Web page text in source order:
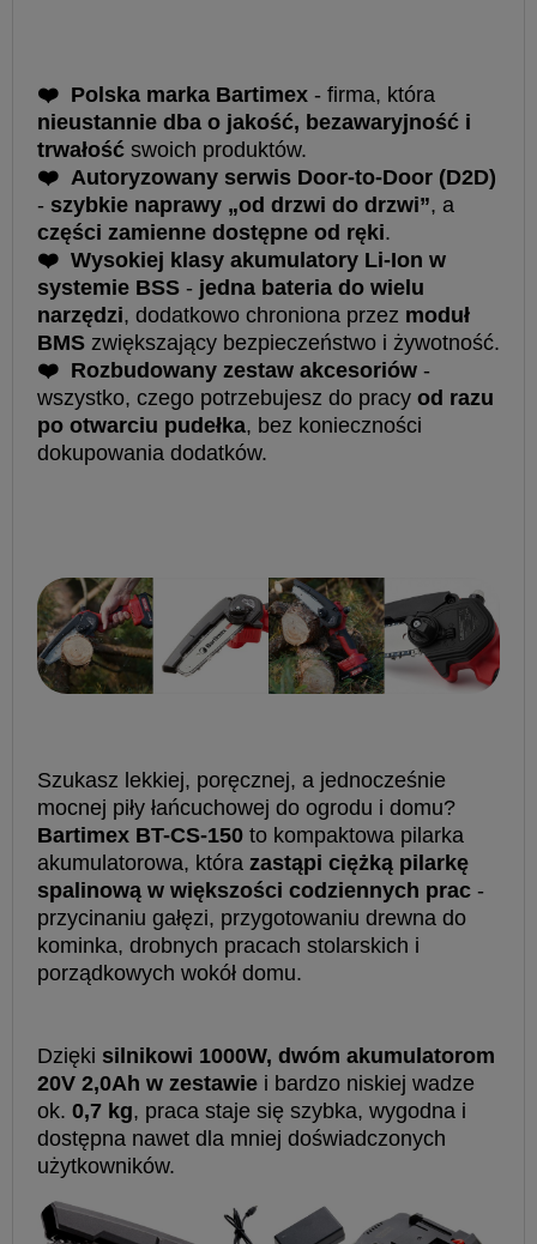
❤ Polska marka Bartimex - firma, która
nieustannie dba o jakość, bezawaryjność i
trwałość swoich produktów.
❤ Autoryzowany serwis Door-to-Door (D2D)
- szybkie naprawy „od drzwi do drzwi”, a
części zamienne dostępne od ręki.
❤ Wysokiej klasy akumulatory Li-Ion w
systemie BSS - jedna bateria do wielu
narzędzi, dodatkowo chroniona przez moduł
BMS zwiększający bezpieczeństwo i żywotność.
❤ Rozbudowany zestaw akcesoriów -
wszystko, czego potrzebujesz do pracy od razu
po otwarciu pudełka, bez konieczności
dokupowania dodatków.
Szukasz lekkiej, poręcznej, a jednocześnie
mocnej piły łańcuchowej do ogrodu i domu?
Bartimex BT-CS-150 to kompaktowa pilarka
akumulatorowa, która zastąpi ciężką pilarkę
spalinową w większości codziennych prac -
przycinaniu gałęzi, przygotowaniu drewna do
kominka, drobnych pracach stolarskich i
porządkowych wokół domu.
Dzięki silnikowi 1000W, dwóm akumulatorom
20V 2,0Ah w zestawie i bardzo niskiej wadze
ok. 0,7 kg, praca staje się szybka, wygodna i
dostępna nawet dla mniej doświadczonych
użytkowników.